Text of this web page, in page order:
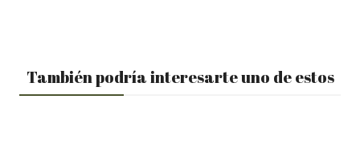
También podría interesarte uno de estos